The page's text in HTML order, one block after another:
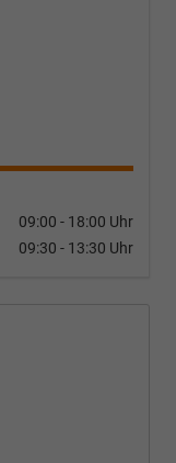
09:00 - 18:00 Uhr
09:30 - 13:30 Uhr